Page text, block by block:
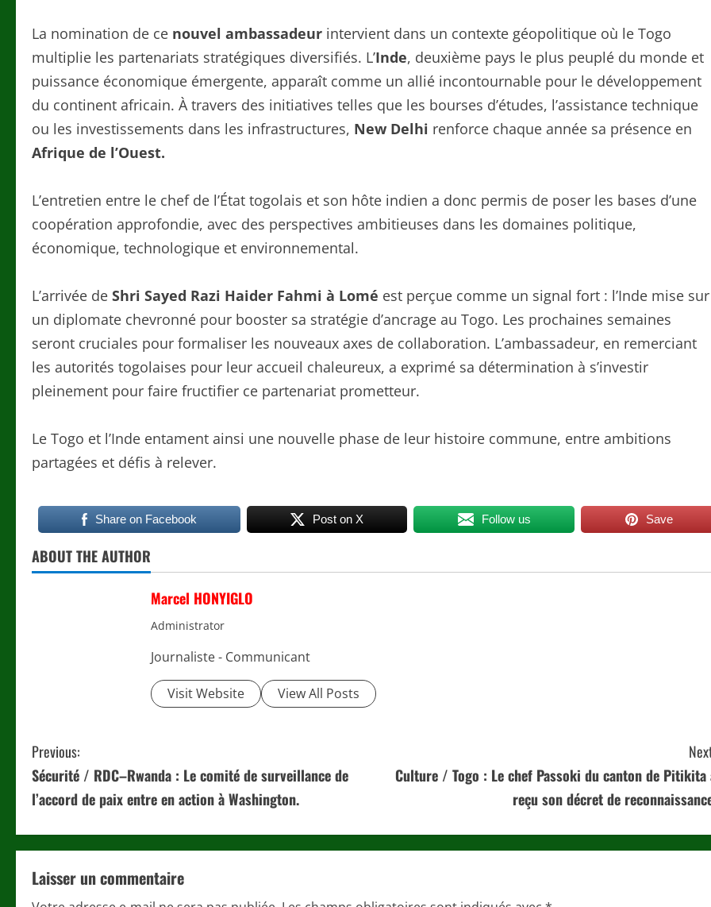
La nomination de ce nouvel ambassadeur intervient dans un contexte géopolitique où le Togo
multiplie les partenariats stratégiques diversifiés. L’Inde, deuxième pays le plus peuplé du monde et
puissance économique émergente, apparaît comme un allié incontournable pour le développement
du continent africain. À travers des initiatives telles que les bourses d’études, l’assistance technique
ou les investissements dans les infrastructures, New Delhi renforce chaque année sa présence en
Afrique de l’Ouest.
L’entretien entre le chef de l’État togolais et son hôte indien a donc permis de poser les bases d’une
coopération approfondie, avec des perspectives ambitieuses dans les domaines politique,
économique, technologique et environnemental.
L’arrivée de Shri Sayed Razi Haider Fahmi à Lomé est perçue comme un signal fort : l’Inde mise sur
un diplomate chevronné pour booster sa stratégie d’ancrage au Togo. Les prochaines semaines
seront cruciales pour formaliser les nouveaux axes de collaboration. L’ambassadeur, en remerciant
les autorités togolaises pour leur accueil chaleureux, a exprimé sa détermination à s’investir
pleinement pour faire fructifier ce partenariat prometteur.
Le Togo et l’Inde entament ainsi une nouvelle phase de leur histoire commune, entre ambitions
partagées et défis à relever.
Share on Facebook Post on X Follow us Save
ABOUT THE AUTHOR
Marcel HONYIGLO
Administrator
Journaliste - Communicant
Visit Website View All Posts
C
o
t
i
Previous:
Sécurité / RDC–Rwanda : Le comité de surveillance de
l’accord de paix entre en action à Washington.
Culture / Togo : Le chef Passoki du canton de Pitikita
reçu son décret de
Laisser un commentaire